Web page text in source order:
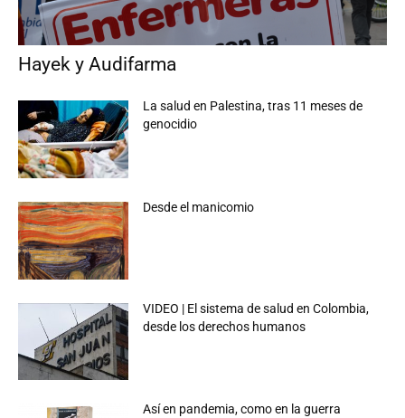
Hayek y Audifarma
La salud en Palestina, tras 11 meses de
genocidio
Desde el manicomio
VIDEO | El sistema de salud en Colombia,
desde los derechos humanos
Así en pandemia, como en la guerra